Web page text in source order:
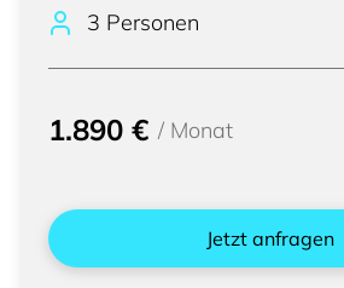
3 Personen
1.890 € / Monat
Jetzt anfragen